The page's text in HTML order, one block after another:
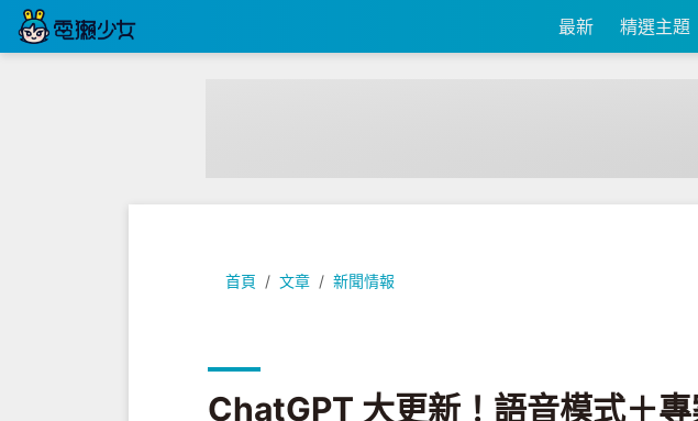
最新 精選主題
首頁 文章 新聞情報
ChatGPT 大更新！語音模式＋專案記憶功能實測 智慧工作空間打
ChatGPT 大更新！語音模式＋專